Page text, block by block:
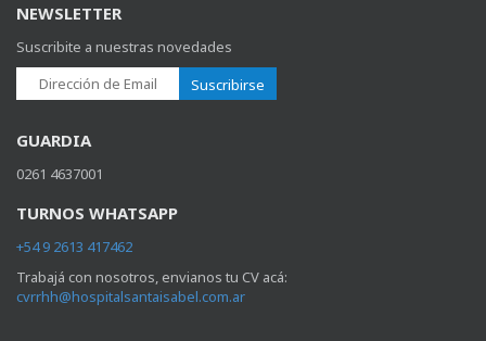
NEWSLETTER
Suscribite a nuestras novedades
Suscribirse
GUARDIA
0261 4637001
TURNOS WHATSAPP
+54 9 2613 417462
Trabajá con nosotros, envianos tu CV acá:
cvrrhh@hospitalsantaisabel.com.ar